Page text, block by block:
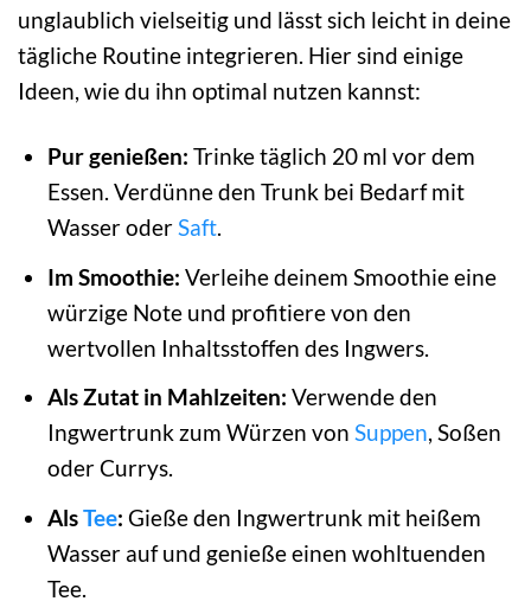
unglaublich vielseitig und lässt sich leicht in deine
tägliche Routine integrieren. Hier sind einige
Ideen, wie du ihn optimal nutzen kannst:
Pur genießen: Trinke täglich 20 ml vor dem
Essen. Verdünne den Trunk bei Bedarf mit
Wasser oderSaft.
Im Smoothie: Verleihe deinem Smoothie eine
würzige Note und profitiere von den
wertvollen Inhaltsstoffen des Ingwers.
Als Zutat in Mahlzeiten: Verwende den
Ingwertrunk zum Würzen von Suppen, Soßen
oder Currys.
AlsTee: Gieße den Ingwertrunk mit heißem
Wasser auf und genieße einen wohltuenden
Tee.